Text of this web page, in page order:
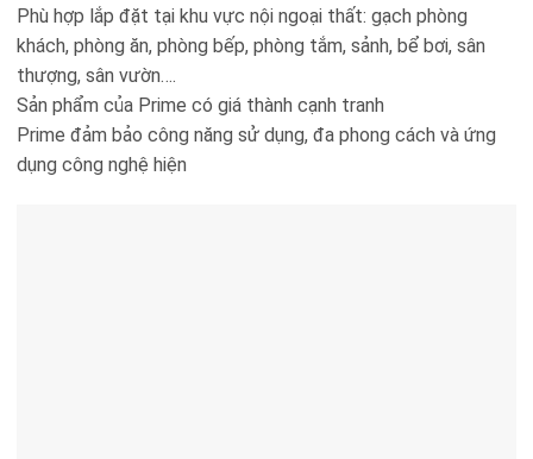
Phù hợp lắp đặt tại khu vực nội ngoại thất: gạch phòng
khách, phòng ăn, phòng bếp, phòng tắm, sảnh, bể bơi, sân
thượng, sân vườn….
Sản phẩm của Prime có giá thành cạnh tranh
Prime đảm bảo công năng sử dụng, đa phong cách và ứng
dụng công nghệ hiện